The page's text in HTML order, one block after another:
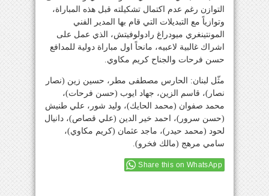
التوازن رغم عدم اكتمال تشكيلته قبل هذه المباراة،
وتوازياً مع التبديلات التي قام بها المدير الفني
المونتينغري ميودراغ رادولوفيتش، الذي عمل على
اشراك غالبية لاعبيه، مانحاً اول مباراة دولية للمدافع
حسن فرحات والجناح كريم مكاوي.
مثّل لبنان: الحارس مصطفى مطر، حسين زين (نصار
نصار)، قاسم الزين، جهاد ايوب (حسن فرحات)،
محمد صفوان (محمد الحايك)، وليد شور، علي طنيش
(حسن سرور)، احمد خير الدين (علي قصاص)، دانيال
لحود (محمد حيدر)، ماجد عثمان (كريم مكاوي)،
سامي مرهج (مالك فخرو).
Share this on WhatsApp